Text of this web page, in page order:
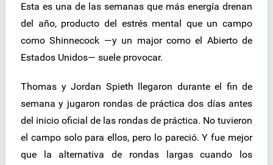
Esta es una de las semanas que más energía drenan
del año, producto del estrés mental que un campo
como Shinnecock —y un major como el Abierto de
Estados Unidos— suele provocar.
Thomas y Jordan Spieth llegaron durante el fin de
semana y jugaron rondas de práctica dos días antes
del inicio oficial de las rondas de práctica. No tuvieron
el campo solo para ellos, pero lo pareció. Y fue mejor
que la alternativa de rondas largas cuando los